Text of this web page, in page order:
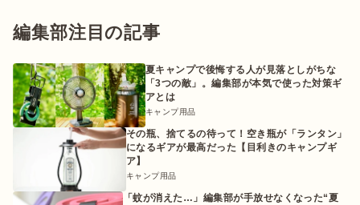
編集部注目の記事
夏キャンプで後悔する人が見落としがちな
「3つの敵」。編集部が本気で使った対策ギ
アとは
キャンプ用品
その瓶、捨てるの待って！空き瓶が「ランタン」
になるギアが最高だった【目利きのキャンプギ
ア】
キャンプ用品
「蚊が消えた…」編集部が手放せなくなった“夏